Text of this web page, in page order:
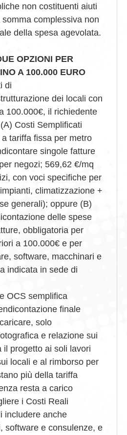
non costituenti aiuti
complessiva non
della spesa agevolata.
OPZIONI PER
A 100.000 EURO
di
dei locali con
100.000€, il richiedente
Costi Semplificati
tariffa fissa per metro
singole fatture
negozi; 569,62 €/mq
con voci specifiche per
climatizzazione +
generali); oppure (B)
delle spese
obbligatoria per
a 100.000€ e per
software, macchinari e
indicata in sede di
OCS semplifica
finale
solo
e relazione sui
il progetto ai soli lavori
locali e al rimborso per
più della tariffa
resta a carico
i Costi Reali
includere anche
software e consulenze, e